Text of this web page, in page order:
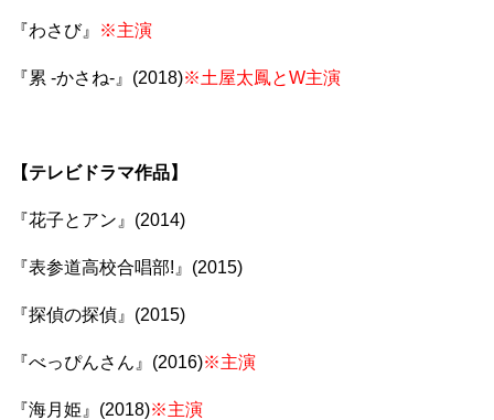
『わさび』 ※主演
『累 -かさね-』(2018)※土屋太鳳とW主演
【テレビドラマ作品】
『花子とアン』(2014)
『表参道高校合唱部!』(2015)
『探偵の探偵』(2015)
『べっぴんさん』(2016)※主演
『海月姫』(2018)※主演